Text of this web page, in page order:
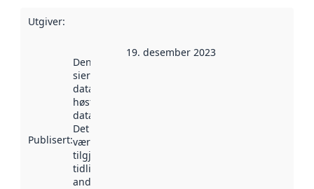
Utgiver:
Publisert:
Denne datoen
sier når
datasettet ble
høstet av
data.norge.no.
Det kan ha
vært
tilgjengelig
tidligere
andre steder.
19. desember 2023